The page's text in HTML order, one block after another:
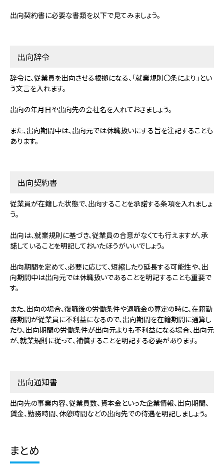
出向契約書に必要な書類を以下で見てみましょう。
出向辞令
辞令に、従業員を出向させる根拠になる、「就業規則〇条により」とい
う文言を入れます。
出向の年月日や出向先の会社名を入れておきましょう。
また、出向期間中は、出向元では休職扱いにする旨を注記することも
あります。
出向契約書
従業員が在籍した状態で、出向することを承諾する条項を入れましょ
う。
出向は、就業規則に基づき、従業員の合意がなくても行えますが、承
諾していることを明記しておいたほうがいいでしょう。
出向期間を定めて、必要に応じて、短縮したり延長する可能性や、出
向期間中は出向元では休職扱いであることを明記することも重要で
す。
また、出向の場合、復職後の労働条件や退職金の算定の時に、在籍勤
務期間が従業員に不利益になるので、出向期間を在籍期間に通算し
たり、出向期間の労働条件が出向元よりも不利益になる場合、出向元
が、就業規則に従って、補償することを明記する必要があります。
出向通知書
出向先の事業内容、従業員数、資本金といった企業情報、出向期間、
賃金、勤務時間、休憩時間などの出向先での待遇を明記しましょう。
まとめ